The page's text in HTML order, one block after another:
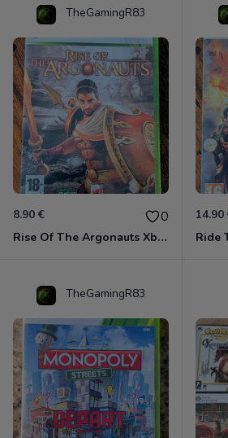
TheGamingR83
8.90 € 0
Rise Of The Argonauts Xbox 360
14.90
TheGamingR83